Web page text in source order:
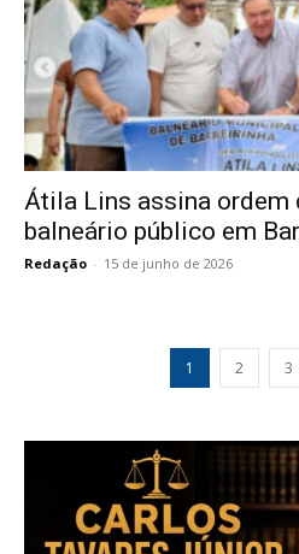
Átila Lins assina ordem
balneário público em
Redação - 15 de junho de 2026
1 2 3